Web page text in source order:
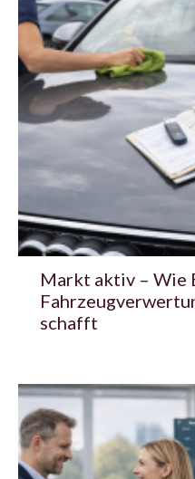
Markt aktiv – Wie
schafft